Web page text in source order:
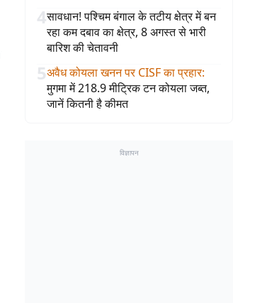
4सावधान! पश्चिम बंगाल के तटीय क्षेत्र में बन
रहा कम दबाव का क्षेत्र, 8 अगस्त से भारी
बारिश की चेतावनी
5अवैध कोयला खनन पर CISF का प्रहार:
मुगमा में 218.9 मीट्रिक टन कोयला जब्त,
जानें कितनी है कीमत
विज्ञापन